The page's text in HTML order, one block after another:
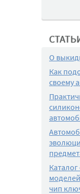
О
Как
своему
Каталог
чип